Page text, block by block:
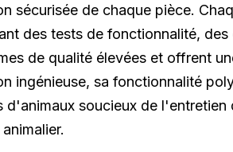
sécurisée de chaque pièce.
des tests de fonctionnalité,
de qualité élevées et offrent
ingénieuse, sa fonctionnalité
d'animaux soucieux de